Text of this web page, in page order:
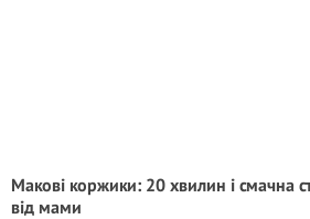
Макові коржики: 20 хвилин і смачна
від мами